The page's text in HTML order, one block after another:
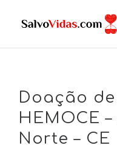
Doação
HEMOCE
Norte – CE